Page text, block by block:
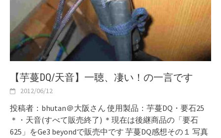
【芋蔓DQ/天音】一聴、凄い！の一言です
2012/06/12
投稿者：bhutan＠大阪さん 使用製品：芋蔓DQ・要石25
＊・天音(すべて販売終了) ＊現在は後継商品の「要石
625」をGe3 beyondで販売中です 芋蔓DQ感想その１ 写真